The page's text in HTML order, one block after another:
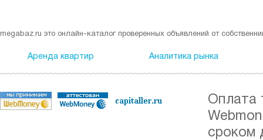
megabaz.ru это онлайн-каталог проверенных объявлений от
Аренда квартир Аналитика рынка
Оплата
сроком